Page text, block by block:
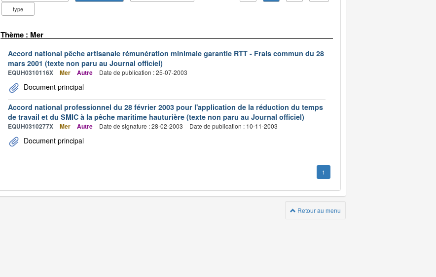
type
Thème : Mer
Accord national pêche artisanale rémunération minimale garantie RTT - Frais commun du 28
mars 2001 (texte non paru au Journal officiel)
EQUH0310116X Mer Autre Date de publication : 25-07-2003
Document principal
Accord national professionnel du 28 février 2003 pour l'application de la réduction du temps
de travail et du SMIC à la pêche maritime hauturière (texte non paru au Journal officiel)
EQUH0310277X Mer Autre Date de signature : 28-02-2003 Date de publication : 10-11-2003
Document principal
1
Retour au menu